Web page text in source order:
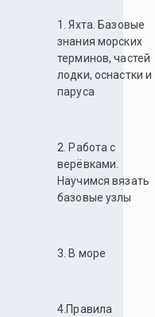
1. Яхта. Базовые
знания морских
терминов, частей
лодки, оснастки и
паруса
2. Работа с
верёвками.
Научимся вязать
базовые узлы
3. В море
4.Правила